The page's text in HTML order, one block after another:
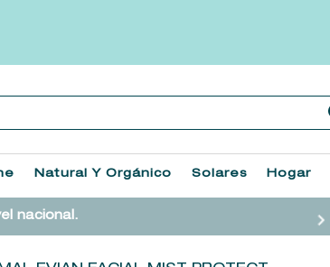
Natural Y Orgánico Solares Hogar
nacional.